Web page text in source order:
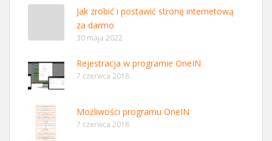
Jak zrobić i postawić stronę internetową
za darmo
30 maja 2022
Rejestracja w programie OneIN
7 czerwca 2018
Możliwości programu OneIN
7 czerwca 2018